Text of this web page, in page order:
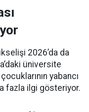
2026’da da
üniversite
yabancı
fazla ilgi gösteriyor.